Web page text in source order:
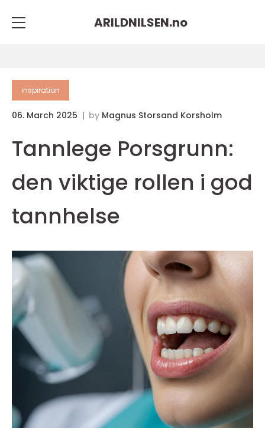
ARILDNILSEN.no
inspiration
06. March 2025 by Magnus Storsand Korsholm
Tannlege Porsgrunn:
den viktige rollen i god
tannhelse